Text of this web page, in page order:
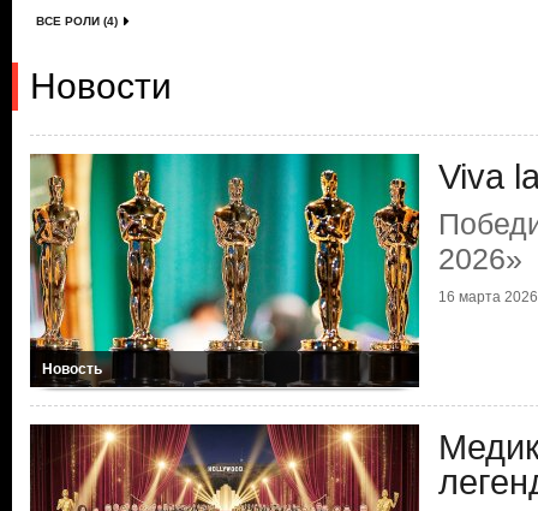
ВСЕ РОЛИ (4)
Новости
Новость
Viva
2026»
16 марта 2026